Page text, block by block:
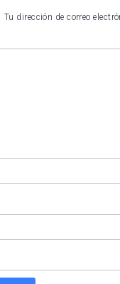
Tu dirección de correo